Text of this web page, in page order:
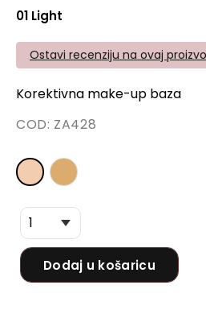
01 Light
Ostavi recenziju na ovaj
Korektivna make-up baza
COD: ZA428
Dodaj u košaricu